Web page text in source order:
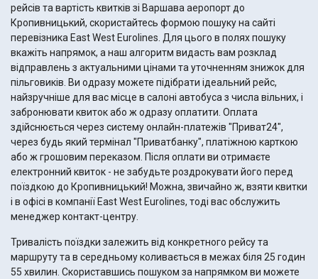
рейсів та вартість квитків зі Варшава аеропорт до
Кропивницький, скористайтесь формою пошуку на сайті
перевізника East West Eurolines. Для цього в полях пошуку
вкажіть напрямок, а наш алгоритм видасть вам розклад
відправлень з актуальними цінами та уточненням знижок для
пільговиків. Ви одразу можете підібрати ідеальний рейс,
найзручніше для вас місце в салоні автобуса з числа вільних, і
забронювати квиток або ж одразу оплатити. Оплата
здійснюється через систему онлайн-платежів "Приват24",
через будь який термінал "Приватбанку", платіжною карткою
або ж грошовим переказом. Після оплати ви отримаєте
електронний квиток - не забудьте роздрокувати його перед
поїздкою до Кропивницький! Можна, звичайно ж, взяти квитки
і в офісі в компанії East West Eurolines, тоді вас обслужить
менеджер контакт-центру.
Тривалість поїздки залежить від конкретного рейсу та
маршруту та в середньому коливається в межах біля 25 годин
55 хвилин. Скориставшись пошуком за напрямком ви можете